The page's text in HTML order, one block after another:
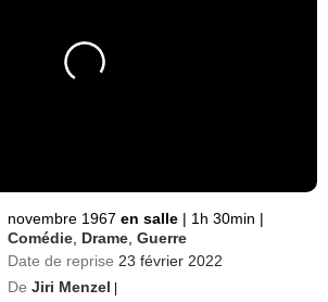
novembre 1967 en salle | 1h 30min |
Comédie Drame ,Guerre
Date de reprise 23 février 2022
De Jiri Menzel |